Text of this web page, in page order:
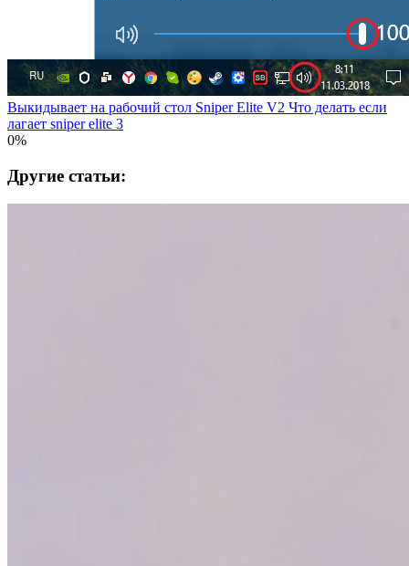
Выкидывает на рабочий стол Sniper Elite V2 Что делать если
лагает sniper elite 3
0%
Другие статьи: